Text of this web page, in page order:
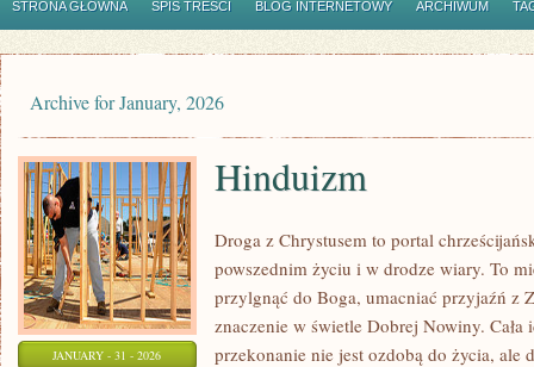
STRONA GŁÓWNA SPIS TREŚCI BLOG INTERNETOWY ARCHIWUM
Archive for January, 2026
JANUARY - 31 - 2026
Hinduizm
Droga z Chrystusem to portal
powszednim życiu i w drodze wiary. To
przylgnąć do Boga, umacniać przyjaźń z
znaczenie w świetle Dobrej Nowiny. Cała
przekonanie nie jest ozdobą do życia, ale